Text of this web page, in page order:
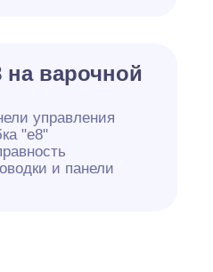
варочной
управления
"e8"
и панели